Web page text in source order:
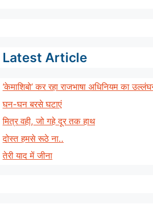
Latest Article
‘केमाशिबो’ कर रहा राजभाषा अधिनियम का
घन-घन बरसे घटाएं
मित्र वही, जो गहे दूर तक हाथ
दोस्त हमसे रूठे ना..
तेरी याद में जीना